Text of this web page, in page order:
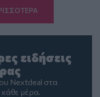
ειδήσεις
Nextdeal στα
μέρα.